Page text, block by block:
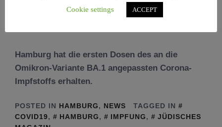
Hamburg hat die ersten Dosen des an die
Omikron-Variante BA.1 angepassten Corona-
Impfstoffs erhalten.
POSTED IN HAMBURG, NEWS
TAGGED IN
COVID19, HAMBURG, IMPFUNG,
JÜDISCHES
Cookie settings
ACCEPT